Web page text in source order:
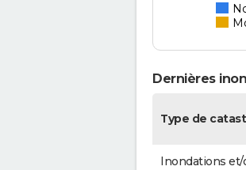
Dernières
Type de
Inondations et/